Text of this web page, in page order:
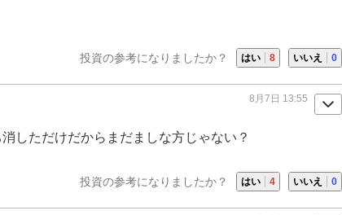
投資の参考になりましたか？ はい 8 いいえ 0
8月7日 13:55
しただけだからまだましな方じゃない？
投資の参考になりましたか？ はい 4 いいえ 0